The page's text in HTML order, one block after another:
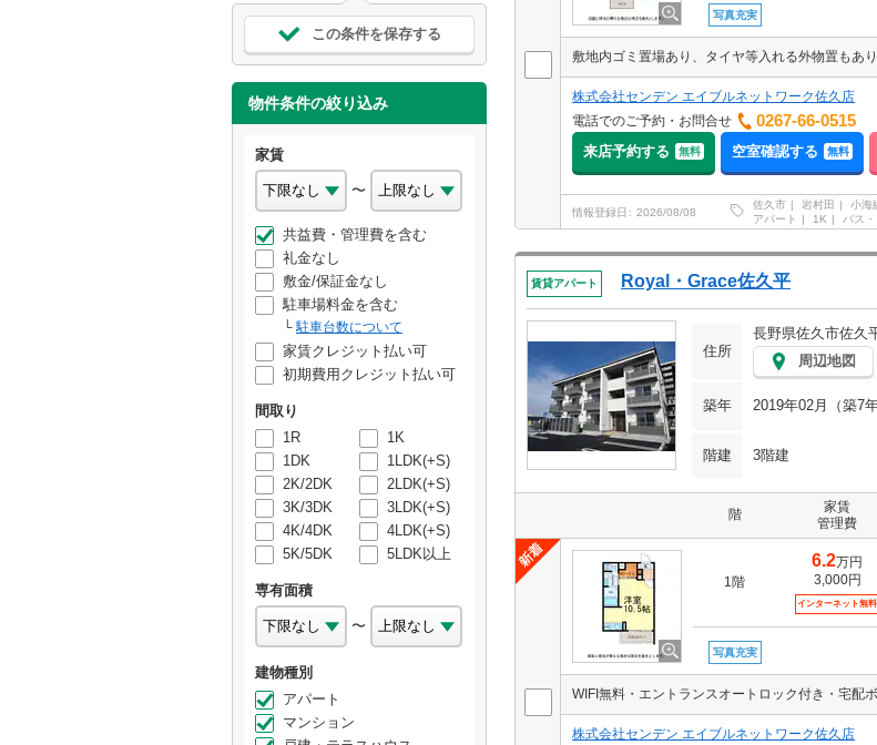
この条件を保存する
物件条件の絞り込み
家賃
〜
共益費・管理費を含む
礼金なし
敷金/保証金なし
駐車場料金を含む
駐車台数について
家賃クレジット払い可
初期費用クレジット払い可
間取り
1R
1K
1DK
1LDK(+S)
2K/2DK
2LDK(+S)
3K/3DK
3LDK(+S)
4K/4DK
4LDK(+S)
5K/5DK
5LDK以上
専有面積
〜
建物種別
アパート
マンション
写真充実
敷地内ゴミ置場あり、タイヤ等入れる外物置もあ
株式会社センデン エイブルネットワーク佐久店
電話でのご予約・お問合せ
0267-66-0515
来店予約する 無料 空室確認する 無料
情報登録日 2026/08/08
佐久市 岩村田 小海
アパート
1K バス
賃貸アパート Royal・Grace佐久平
住所
長野県佐久市佐久
周辺地図
築年 2019年02月（築7年
階建 3階建
階
家賃
管理費
1階
6.2万円
3,000円
インターネット無料
写真充実
WIFI無料・エントランスオートロック付き・宅配
株式会社センデン エイブルネットワーク佐久店